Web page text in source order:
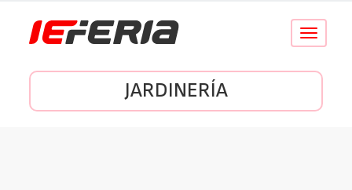
Conmutar
JARDINERÍA